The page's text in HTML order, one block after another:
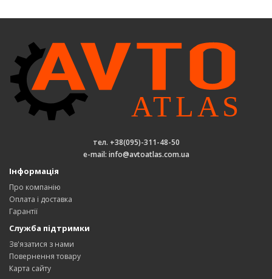
тел. +38(095)-311-48-50
e-mail: info@avtoatlas.com.ua
Інформація
Про компанію
Оплата і доставка
Гарантії
Служба підтримки
Зв'язатися з нами
Повернення товару
Карта сайту